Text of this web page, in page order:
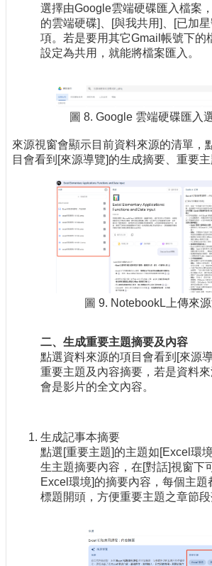
選擇由Google雲端硬碟匯入檔案
的雲端硬碟]、[與我共用]、[已加
項。若是要用其它Gmail帳號下的
設定為共用，就能將檔案匯入。
圖 8. Google 雲端硬碟匯入
來源視窗會顯示目前資料來源的清單，
目會看到[來源導覽]的生成摘要、重要主
圖 9. NotebookL上傳來
二、生成重要主題摘要及內容
點選資料來源的項目會看到[來源
重要主題及內容摘要，若是資料
會是影片的全文內容。
生成記事本摘要
點選[重要主題]的主題如[Excel環
生主題摘要內容，在[對話]視窗下
Excel環境]的摘要內容，每個主題
標題開頭，方便重要主題之章節段